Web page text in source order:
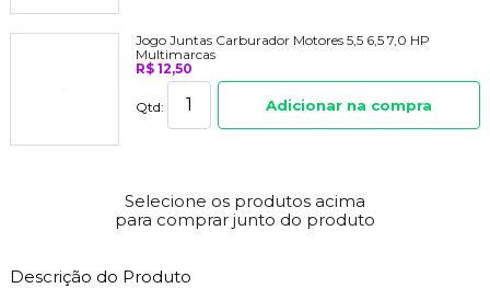
Jogo Juntas Carburador Motores 5,5 6,5 7,0 HP
Multimarcas
R$ 12,50
Qtd: Adicionar na compra
Selecione os produtos acima
para comprar junto do produto
Descrição do Produto